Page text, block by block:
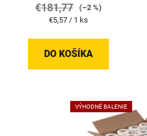
€181,77
(–2 %)
Jednotková
€5,57 / 1 ks
DO KOŠÍKA
VÝHODNÉ BALENIE